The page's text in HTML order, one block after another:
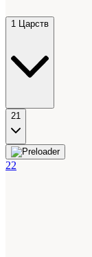
1 Царств
21
22